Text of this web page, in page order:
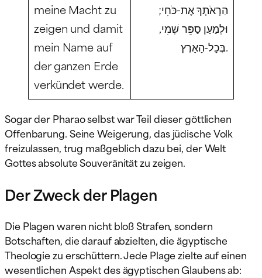
meine Macht zu
zeigen und damit
mein Name auf
der ganzen Erde
verkündet werde.
הַרְאֹתְךָ אֶת-כֹּחִי;
וּלְמַעַן סַפֵּר שְׁמִי,
בְּכָל-הָאָרֶץ.
Sogar der Pharao selbst war Teil dieser göttlichen
Offenbarung. Seine Weigerung, das jüdische Volk
freizulassen, trug maßgeblich dazu bei, der Welt
Gottes absolute Souveränität zu zeigen.
Der Zweck der Plagen
Die Plagen waren nicht bloß Strafen, sondern
Botschaften, die darauf abzielten, die ägyptische
Theologie zu erschüttern. Jede Plage zielte auf einen
wesentlichen Aspekt des ägyptischen Glaubens ab: